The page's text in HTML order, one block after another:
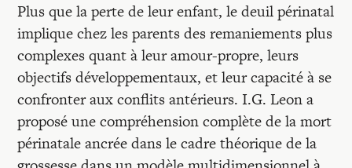
Plus que la perte de leur enfant, le deuil périnatal
implique chez les parents des remaniements plus
complexes quant à leur amour-propre, leurs
objectifs développementaux, et leur capacité à se
confronter aux conflits antérieurs. I.G. Leon a
proposé une compréhension complète de la mort
périnatale ancrée dans le cadre théorique de la